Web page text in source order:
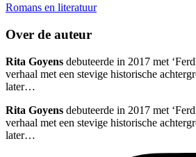
Romans en literatuur
Over de auteur
Rita Goyens debuteerde in 2017 met
verhaal met een stevige historische
later…
Rita Goyens debuteerde in 2017 met
verhaal met een stevige historische
later…